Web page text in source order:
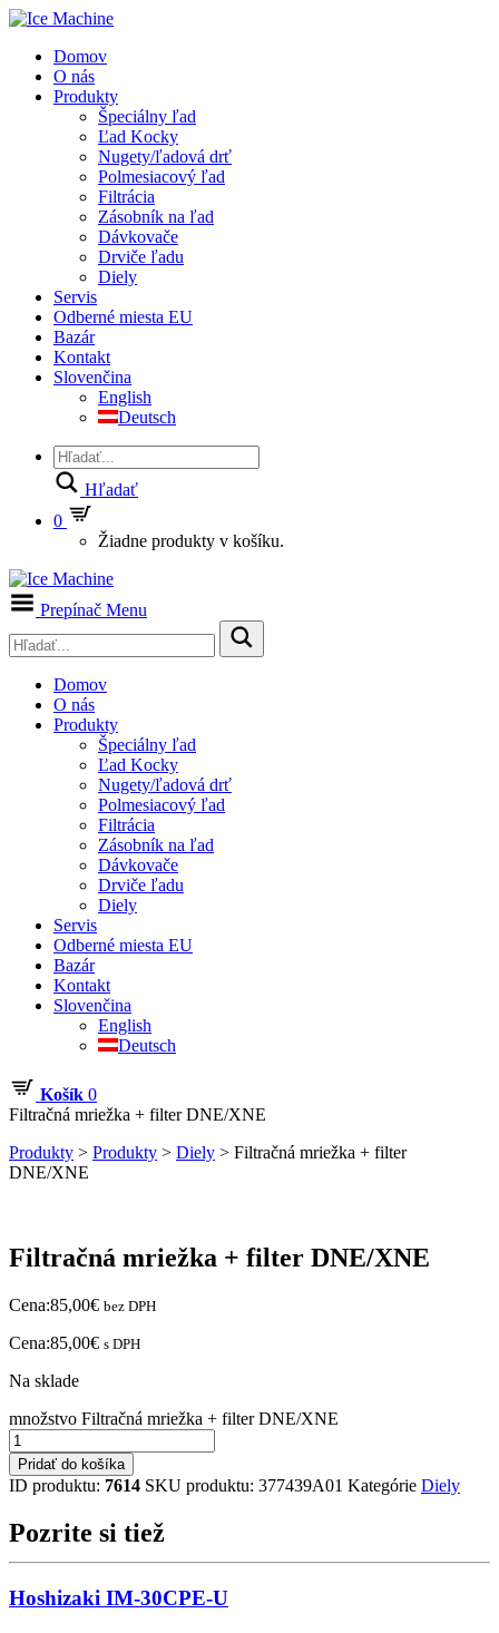
Domov
O nás
Produkty
Špeciálny ľad
Ľad Kocky
Nugety/ľadová drť
Polmesiacový ľad
Filtrácia
Zásobník na ľad
Dávkovače
Drviče ľadu
Diely
Servis
Odberné miesta EU
Bazár
Kontakt
Slovenčina
English
Deutsch
Hľadať
0
Žiadne produkty v košíku.
Prepínač Menu
Domov
O nás
Produkty
Špeciálny ľad
Ľad Kocky
Nugety/ľadová drť
Polmesiacový ľad
Filtrácia
Zásobník na ľad
Dávkovače
Drviče ľadu
Diely
Servis
Odberné miesta EU
Bazár
Kontakt
Slovenčina
English
Deutsch
Košík 0
Filtračná mriežka + filter DNE/XNE
Produkty > Produkty > Diely > Filtračná mriežka + filter
DNE/XNE
Filtračná mriežka + filter DNE/XNE
Cena:85,00€ bez DPH
Cena:85,00€ s DPH
Na sklade
množstvo Filtračná mriežka + filter DNE/XNE
Pridať do košíka
ID produktu: 7614 SKU produktu: 377439A01 Kategórie Diely
Pozrite si tiež
Hoshizaki IM-30CPE-U